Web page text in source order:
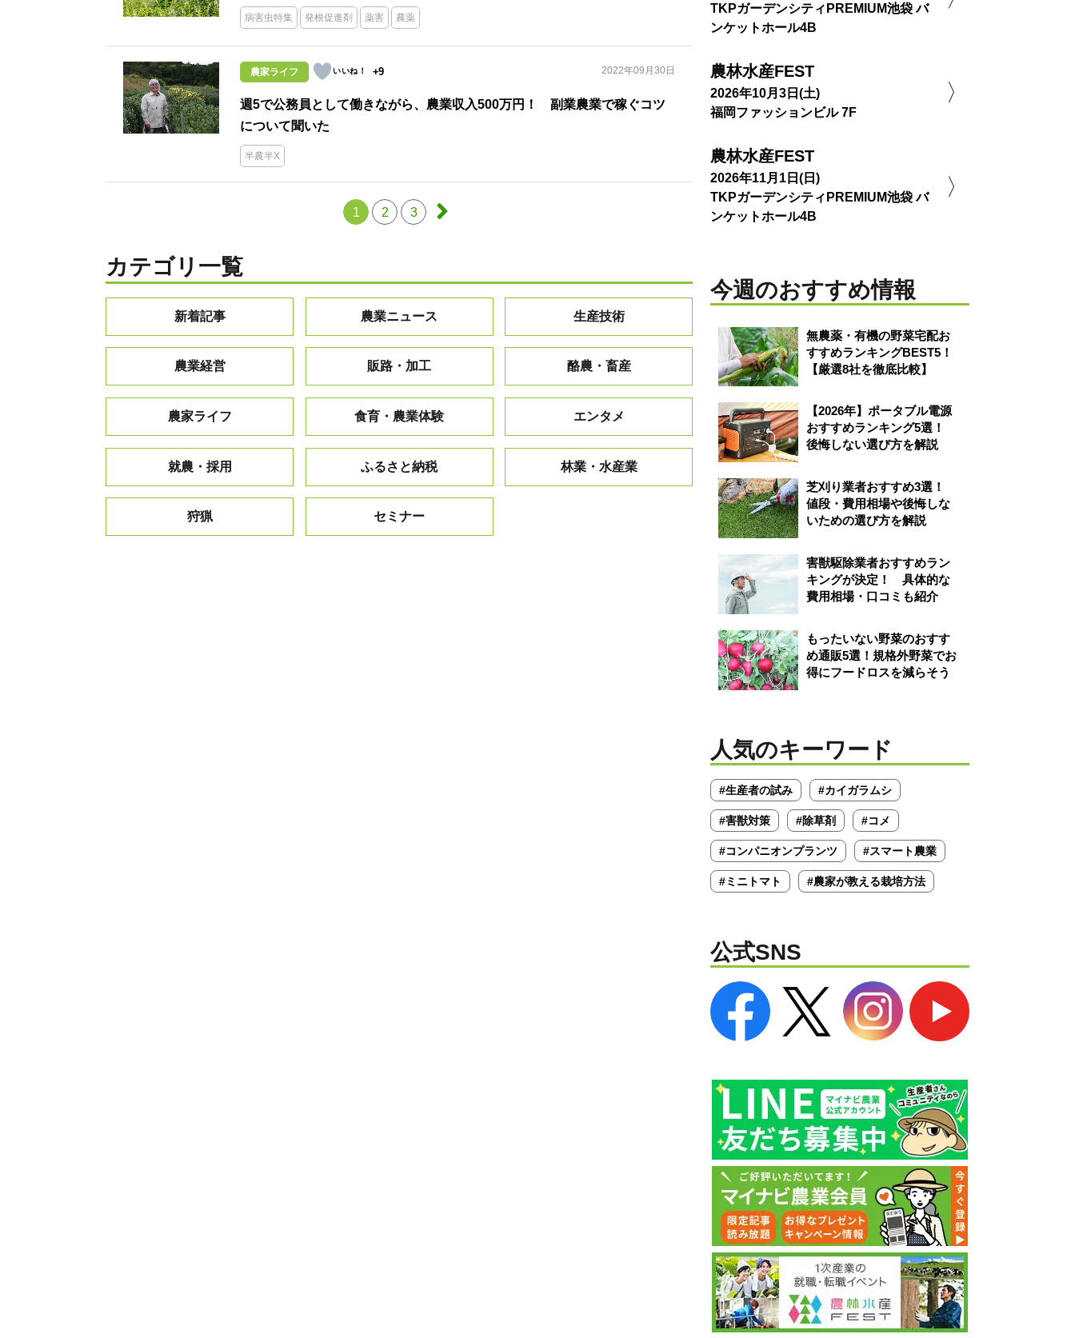
病害虫特集 発根促進剤 薬害 農薬
農家ライフ +9 2022年09月30日
週5で公務員として働きながら、農業収入500万円！ 副業農業で稼ぐコツ
について聞いた
半農半X
1 2 3
カテゴリ一覧
新着記事 農業ニュース 生産技術
農業経営 販路・加工 酪農・畜産
農家ライフ 食育・農業体験 エンタメ
就農・採用 ふるさと納税 林業・水産業
狩猟 セミナー
TKPガーデンシティPREMIUM池袋 バ
ンケットホール4B
農林水産FEST
2026年10月3日(土)
福岡ファッションビル 7F
農林水産FEST
2026年11月1日(日)
TKPガーデンシティPREMIUM池袋 バ
ンケットホール4B
今週のおすすめ情報
無農薬・有機の野菜宅配お
すすめランキングBEST5！
【厳選8社を徹底比較】
【2026年】ポータブル電源
おすすめランキング5選！
後悔しない選び方を解説
芝刈り業者おすすめ3選！
値段・費用相場や後悔しな
いための選び方を解説
害獣駆除業者おすすめラン
キングが決定！ 具体的な
費用相場・口コミも紹介
もったいない野菜のおすす
め通販5選！規格外野菜でお
得にフードロスを減らそう
人気のキーワード
#生産者の試み #カイガラムシ
#害獣対策 #除草剤 #コメ
#コンパニオンプランツ #スマート農業
#ミニトマト #農家が教える栽培方法
公式SNS